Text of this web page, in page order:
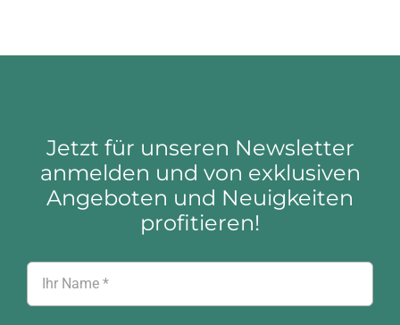
Jetzt für unseren Newsletter
anmelden und von exklusiven
Angeboten und Neuigkeiten
profitieren!